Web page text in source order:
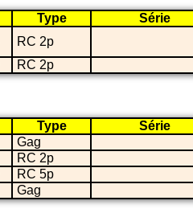
Type
Série
RC 2p
RC 2p
Type
Série
Gag
RC 2p
RC 5p
Gag